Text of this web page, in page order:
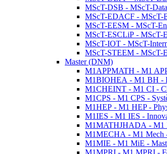
MScT-DSB - MScT-
MScT-EDACF - MScT-
MScT-EESM - MScT-
MScT-ESCLiP - MScT-
MScT-IOT - MScT-
MScT-STEEM - MScT-
Master (DNM)
M1APPMATH - M1
M1BIOHEA - M1 BH -
M1CHEINT - M1 CI -
M1CPS - M1 CPS -
M1HEP - M1 HEP -
M1IES - M1 IES -
M1MATHJHADA - M1
M1MECHA - M1 Mech
M1MIE - M1 MiE -
M1MPRI - M1 MPRI -